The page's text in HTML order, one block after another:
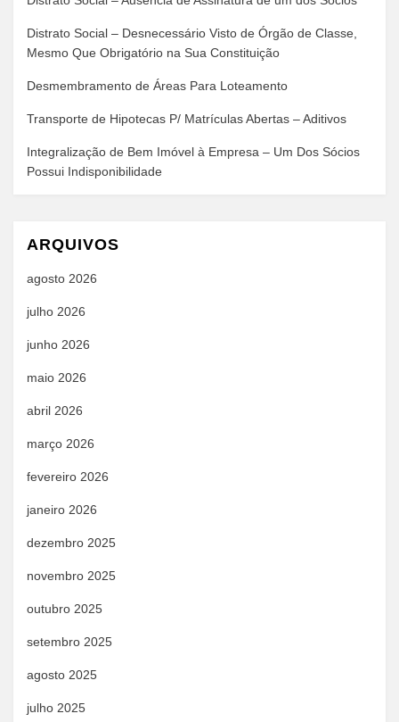
Distrato Social – Desnecessário Visto de Órgão de Classe,
Mesmo Que Obrigatório na Sua Constituição
Desmembramento de Áreas Para Loteamento
Transporte de Hipotecas P/ Matrículas Abertas – Aditivos
Integralização de Bem Imóvel à Empresa – Um Dos Sócios
Possui Indisponibilidade
ARQUIVOS
agosto 2026
julho 2026
junho 2026
maio 2026
abril 2026
março 2026
fevereiro 2026
janeiro 2026
dezembro 2025
novembro 2025
outubro 2025
setembro 2025
agosto 2025
julho 2025